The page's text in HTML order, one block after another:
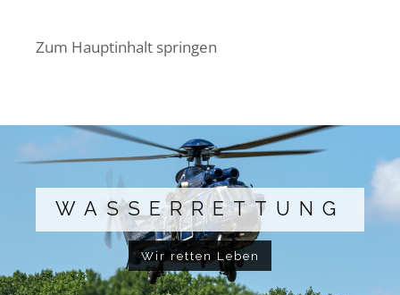
Zum Hauptinhalt springen
WASSERRETTUNG
Wir retten Leben